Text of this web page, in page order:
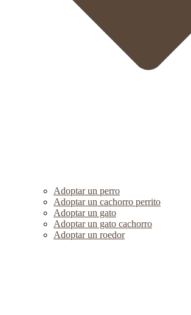
Adoptar un perro
Adoptar un cachorro perrito
Adoptar un gato
Adoptar un gato cachorro
Adoptar un roedor